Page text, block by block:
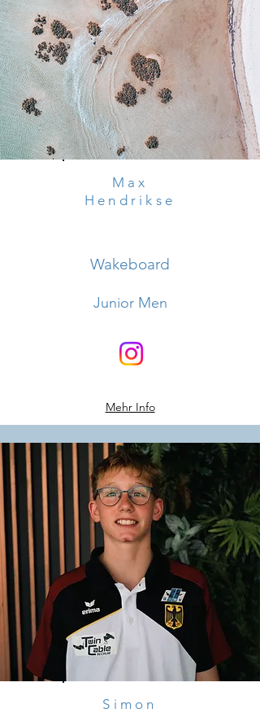
Max
Hendrikse
Wakeboard
Junior Men
Mehr Info
Simon